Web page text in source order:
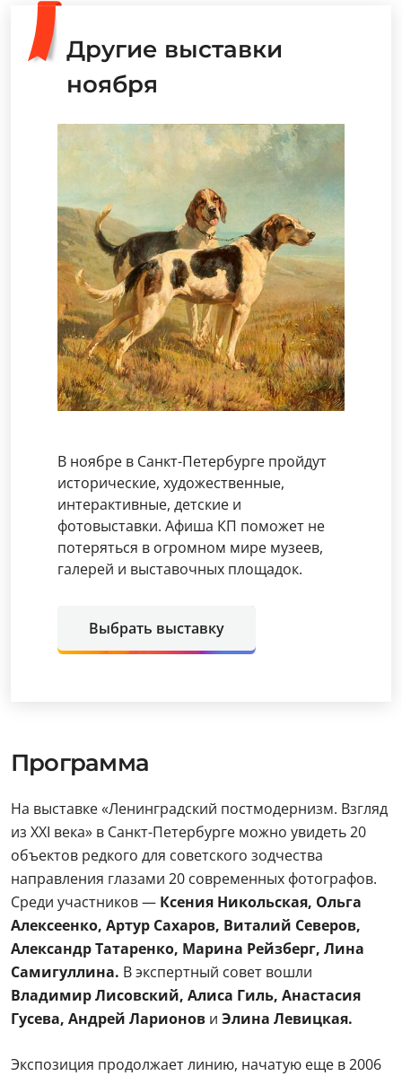
Другие выставки
ноября
В ноябре в Санкт-Петербурге пройдут
исторические, художественные,
интерактивные, детские и
фотовыставки. Афиша КП поможет не
потеряться в огромном мире музеев,
галерей и выставочных площадок.
Выбрать выставку
Программа
На выставке «Ленинградский постмодернизм. Взгляд
из XXI века» в Санкт-Петербурге можно увидеть 20
объектов редкого для советского зодчества
направления глазами 20 современных фотографов.
Среди участников — Ксения Никольская, Ольга
Алексеенко, Артур Сахаров, Виталий Северов,
Александр Татаренко, Марина Рейзберг, Лина
Самигуллина. В экспертный совет вошли
Владимир Лисовский, Алиса Гиль, Анастасия
Гусева, Андрей Ларионов и Элина Левицкая.
Экспозиция продолжает линию, начатую еще в 2006